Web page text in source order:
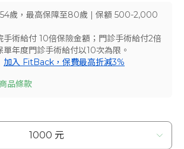
歲，最高保障至80歲 | 保額 500-2,000
手術給付 10倍保險金額；門診手術給付2倍
年度門診手術給付以10次為限。
加入 FitBack，保費最高折減3%
品條款